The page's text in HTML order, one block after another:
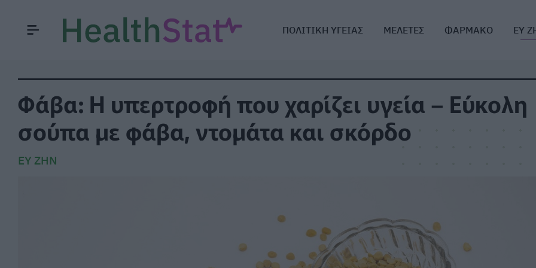
ΠΟΛΙΤΙΚΗ ΥΓΕΙΑΣ ΜΕΛΕΤΕΣ ΦΑΡΜΑΚΟ ΕΥ
Φάβα: Η υπερτροφή που χαρίζει υγεία – Εύκολη
σούπα με φάβα, ντομάτα και σκόρδο
ΕΥ ΖΗΝ